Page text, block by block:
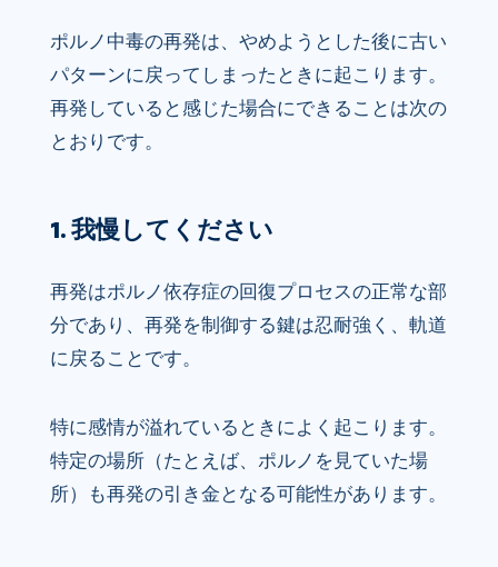
ポルノ中毒の再発は、やめようとした後に古い
パターンに戻ってしまったときに起こります。
再発していると感じた場合にできることは次の
とおりです。
1. 我慢してください
再発はポルノ依存症の回復プロセスの正常な部
分であり、再発を制御する鍵は忍耐強く、軌道
に戻ることです。
特に感情が溢れているときによく起こります。
特定の場所（たとえば、ポルノを見ていた場
所）も再発の引き金となる可能性があります。